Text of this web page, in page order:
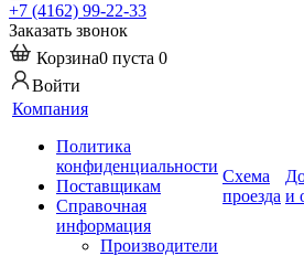
+7 (4162) 99-22-33
Заказать звонок
Корзина0 пуста 0
Войти
Компания
Политика
конфиденциальности
Поставщикам
Справочная
информация
Производители
Схема
проезда и